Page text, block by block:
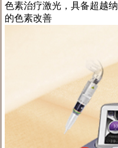
色素治疗激光，具备超越
的色素改善